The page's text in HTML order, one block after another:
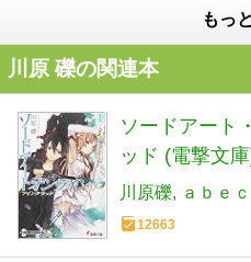
もっ
川原 礫の関連本
ソードアート
ッド (電撃文
川原礫 ａｂｅｃ
12663